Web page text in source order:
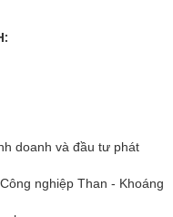
doanh và đầu tư phát
nghiệp Than - Khoáng